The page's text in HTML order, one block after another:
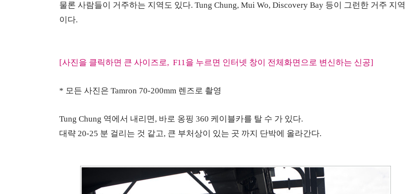
물론 사람들이 거주하는 지역도 있다. Tung Chung, Mui Wo, Discovery Bay 등이 그런한 거주 지역
이다.
[사진을 클릭하면 큰 사이즈로, F11을 누르면 인터넷 창이 전체화면으로 변신하는 신공]
* 모든 사진은 Tamron 70-200mm 렌즈로 촬영
Tung Chung 역에서 내리면, 바로 옹핑 360 케이블카를 탈 수 가 있다.
대략 20-25 분 걸리는 것 같고, 큰 부처상이 있는 곳 까지 단박에 올라간다.